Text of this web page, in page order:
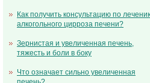
Как получить консультацию по
алкогольного цирроза печени?
Зернистая и увеличенная печень,
тяжесть и боли в боку
Что означает сильно увеличенная